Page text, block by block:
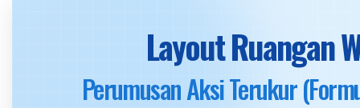
Layout Ruangan
Perumusan Aksi Terukur